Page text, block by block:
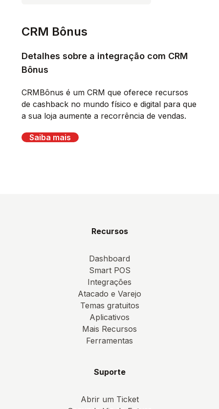
CRM Bônus
Detalhes sobre a integração com CRM
Bônus
CRMBônus é um CRM que oferece recursos
de cashback no mundo físico e digital para que
a sua loja aumente a recorrência de vendas.
Saiba mais
Recursos
Dashboard
Smart POS
Integrações
Atacado e Varejo
Temas gratuitos
Aplicativos
Mais Recursos
Ferramentas
Suporte
Abrir um Ticket